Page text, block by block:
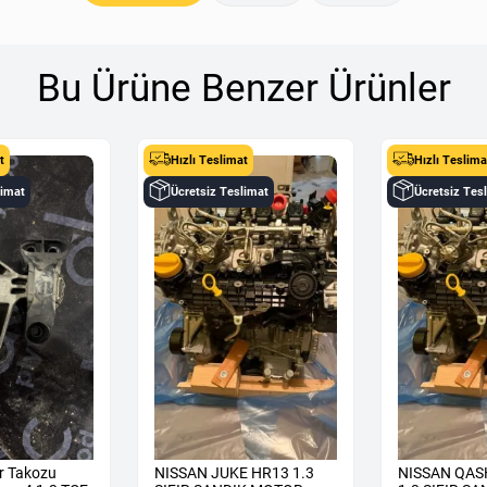
Bu Ürüne Benzer Ürünler
Takozu
Hızlı Teslimat
Ücretsiz Teslimat
NISSAN JUKE HR13 1.3
Hızlı
Ücretsiz
NISSAN